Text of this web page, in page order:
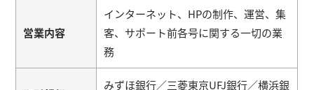
営業内容
インターネット、HPの制作、運営、集
客、サポート前各号に関する一切の業
務
みずほ銀行／三菱東京UFJ銀行／横浜銀